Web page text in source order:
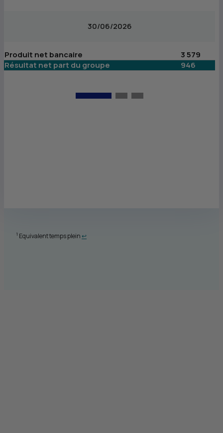
30/06/2026
Produit net bancaire
3 579
Résultat net part du groupe
946
1 Equivalent temps plein↩Retour au renvoi 1